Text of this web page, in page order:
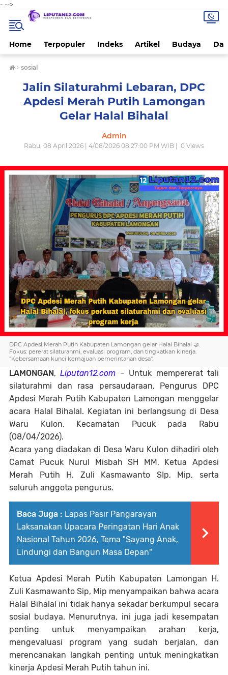
- -->
Home Terpopuler Indeks Artikel Budaya
› sosial
Jalin Silaturahmi Lebaran, DPC
Apdesi Merah Putih Lamongan
Gelar Halal Bihalal
Admin
Rabu, 08 April 2026 | 4/08/2026 08:27:00 PM WIB | 0 Views
DPC Apdesi Merah Putih Kabupaten Lamongan gelar Halal Bihalal 🤝.
Fokus: pererat silaturahmi, evaluasi program, dan tingkatkan kinerja.
"Kebersamaan kunci kemajuan pemerintahan desa".
LAMONGAN,Liputan12.com – Untuk mempererat tali
silaturahmi dan rasa persaudaraan, Pengurus DPC
Apdesi Merah Putih Kabupaten Lamongan menggelar
acara Halal Bihalal. Kegiatan ini berlangsung di Desa
Waru Kulon, Kecamatan Pucuk pada Rabu
(08/04/2026).
Acara yang diadakan di Desa Waru Kulon dihadiri oleh
Camat Pucuk Nurul Misbah SH MM, Ketua Apdesi
Merah Putih H. Zuli Kasmawanto SIp, Mip, serta
seluruh anggota pengurus.
Baca Juga : Lapas Pasir Pangarayan
Laksanakan Upacara Peringatan Hari Anak
Nasional Tahun 2026, Tema "Sayang Anak,
Lindungi dan Bangun Masa Depan"
Ketua Apdesi Merah Putih Kabupaten Lamongan H.
Zuli Kasmawanto Sip, Mip menyampaikan bahwa acara
Halal Bihalal ini tidak hanya sekadar berkumpul secara
sosial budaya. Menurutnya, ini juga jadi kesempatan
penting untuk menyampaikan arahan kerja,
mengevaluasi program yang sudah berjalan, dan
merencanakan langkah penting untuk meningkatkan
kinerja Apdesi Merah Putih tahun ini.